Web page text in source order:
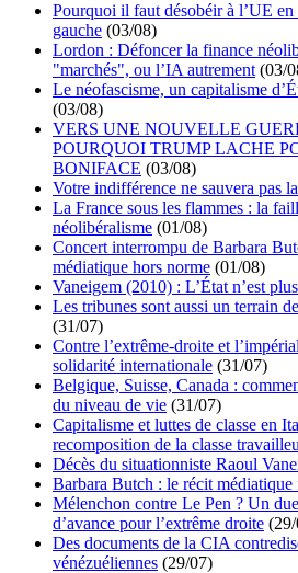
Pourquoi il faut désobéir à l’UE en
gauche (03/08)
Lordon : Défoncer la finance
"marchés", ou l’IA autrement (03/
Le néofascisme, un capitalisme
(03/08)
VERS UNE NOUVELLE
POURQUOI TRUMP LACHE
BONIFACE (03/08)
Votre indifférence ne sauvera pas
La France sous les flammes : la
néolibéralisme (01/08)
Concert interrompu de Barbara
médiatique hors norme (01/08)
Vaneigem (2010) : L’État n’est
Les tribunes sont aussi un terrain
(31/07)
Contre l’extrême-droite et
solidarité internationale (31/07)
Belgique, Suisse, Canada :
du niveau de vie (31/07)
Capitalisme et luttes de classe en
recomposition de la classe
Décès du situationniste Raoul
Barbara Butch : le récit médiatique
Mélenchon contre Le Pen ? Un
d’avance pour l’extrême droite
Des documents de la CIA
vénézuéliennes (29/07)